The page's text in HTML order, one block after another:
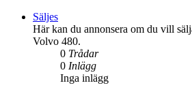
Säljes
Här kan du annonsera om du vill
Volvo 480.
0 Trådar
0 Inlägg
Inga inlägg